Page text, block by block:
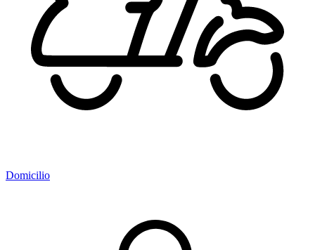
Domicilio